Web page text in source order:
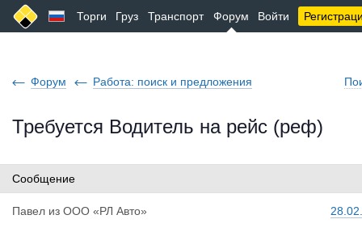
Торги Груз Транспорт Форум Войти
Форум Работа: поиск и предложения
Требуется Водитель на рейс (реф)
Сообщение
Павел из ООО «РЛ Авто»